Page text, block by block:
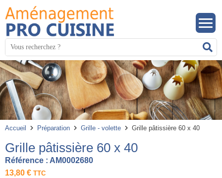
Mots
clés
:
Accueil Préparation Grille - volette Grille pâtissière 60 x 40
Grille pâtissière 60 x 40
Référence : AM0002680
13,80 € TTC
Panneau de gestion des cookies